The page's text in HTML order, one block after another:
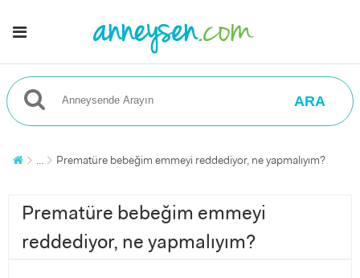
ARA
... Prematüre bebeğim emmeyi reddediyor, ne yapmalıyım?
Prematüre bebeğim emmeyi
reddediyor, ne yapmalıyım?